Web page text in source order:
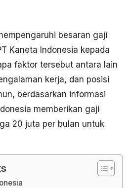
besaran gaji
Kaneta Indonesia kepada
faktor tersebut antara lain
kerja, dan posisi
berdasarkan informasi
memberikan gaji
20 juta per bulan untuk